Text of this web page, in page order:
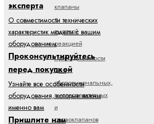
клапаны
с
высокой
реакцией
Принадлежности
для
пропорциональных,
высокореактивных
и
сервоклапанов
эксперта
О совместимости технических
характеристик модели с вашим
оборудованием
Проконсультируйтесь
перед покупкой
Узнайте все особенности
оборудования, которые важны
именно вам
Пришлите нам